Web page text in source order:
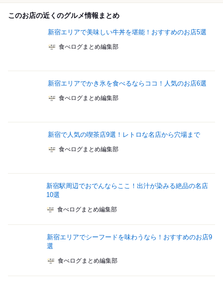
このお店の近くのグルメ情報まとめ
新宿エリアで美味しい牛丼を堪能！おすすめのお店5選
食べログまとめ編集部
新宿エリアでかき氷を食べるならココ！人気のお店6選
食べログまとめ編集部
新宿で人気の喫茶店9選！レトロな名店から穴場まで
食べログまとめ編集部
新宿駅周辺でおでんならここ！出汁が染みる絶品の名店
10選
食べログまとめ編集部
新宿エリアでシーフードを味わうなら！おすすめのお店9
選
食べログまとめ編集部